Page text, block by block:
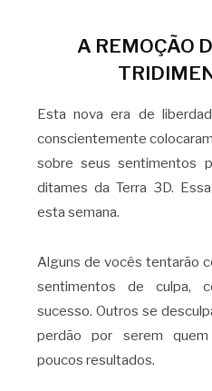
A REMOÇÃO
Esta nova era de
conscientemente
sobre seus sentimentos
ditames da Terra 3D.
esta semana.
Alguns de vocês tentarão
sentimentos de culpa,
sucesso. Outros se
perdão por serem
poucos resultados.